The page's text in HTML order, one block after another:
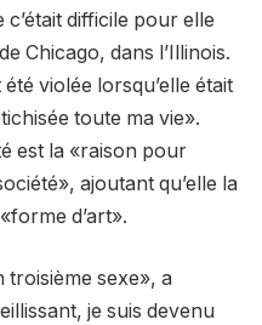
difficile pour elle
Chicago, dans l’Illinois.
violée lorsqu’elle était
toute ma vie».
est la «raison pour
ajoutant qu’elle la
d’art».
troisième sexe», a
je suis devenu